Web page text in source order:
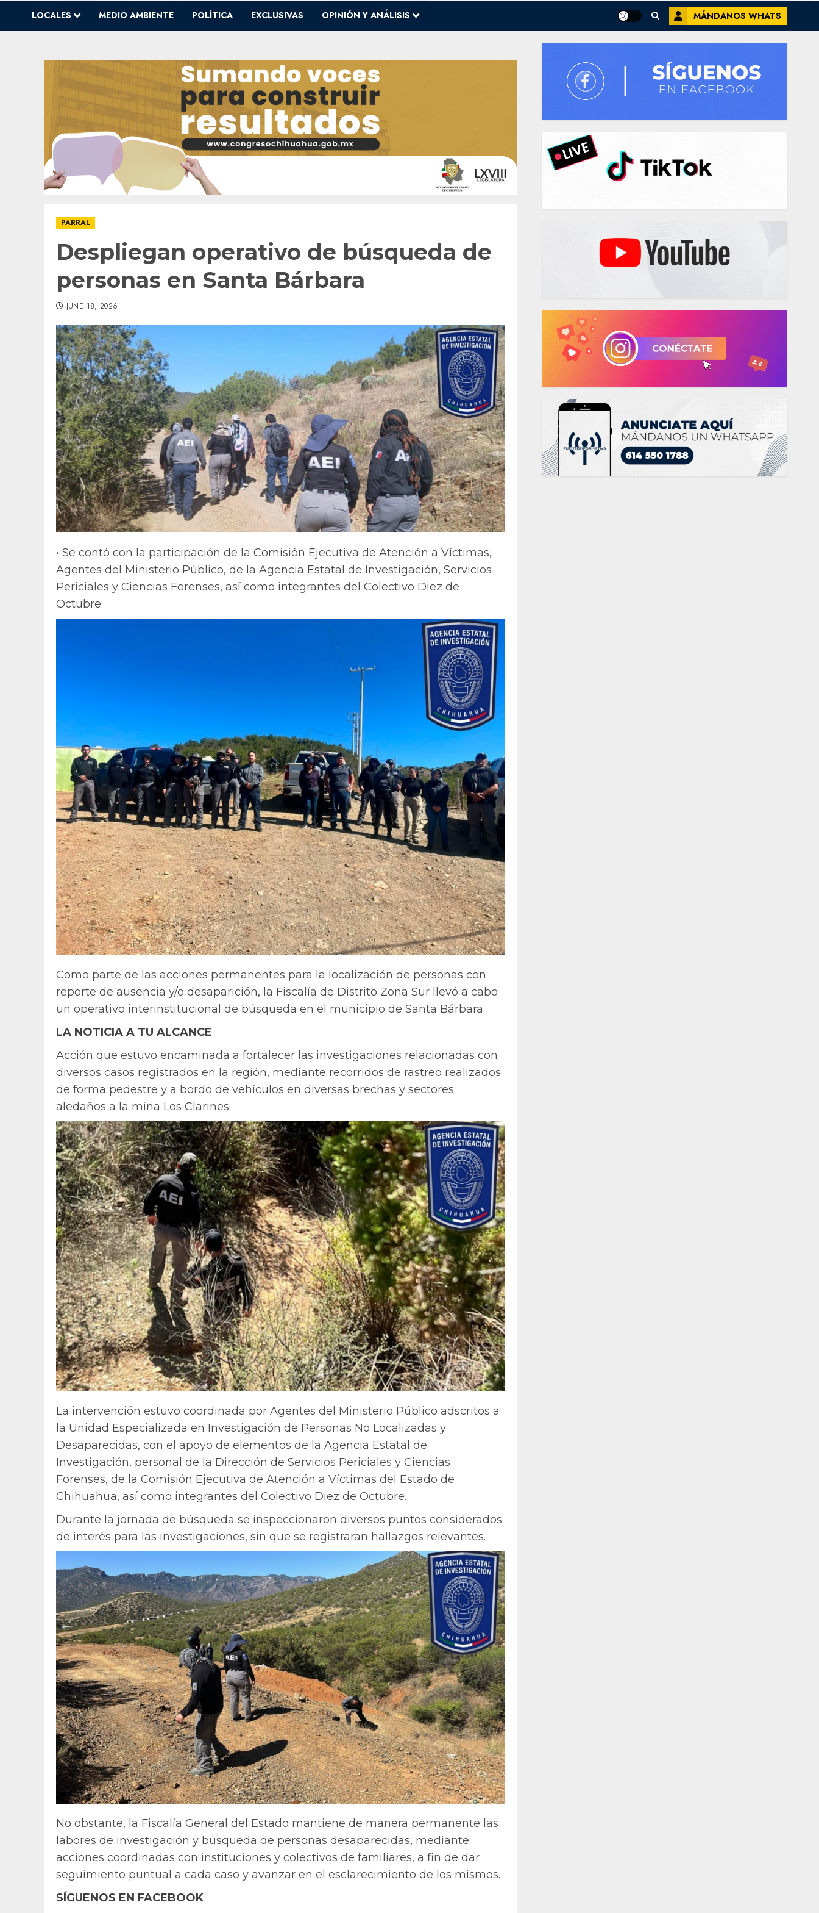
LOCALES MEDIO AMBIENTE POLÍTICA EXCLUSIVAS OPINIÓN Y ANÁLISIS MÁNDANOS WHATS
PARRAL
Despliegan operativo de búsqueda de
personas en Santa Bárbara
JUNE 18, 2026
• Se contó con la participación de la Comisión Ejecutiva de Atención a Víctimas,
Agentes del Ministerio Público, de la Agencia Estatal de Investigación, Servicios
Periciales y Ciencias Forenses, así como integrantes del Colectivo Diez de
Octubre
Como parte de las acciones permanentes para la localización de personas con
reporte de ausencia y/o desaparición, la Fiscalía de Distrito Zona Sur llevó a cabo
un operativo interinstitucional de búsqueda en el municipio de Santa Bárbara.
LA NOTICIA A TU ALCANCE
Acción que estuvo encaminada a fortalecer las investigaciones relacionadas con
diversos casos registrados en la región, mediante recorridos de rastreo realizados
de forma pedestre y a bordo de vehículos en diversas brechas y sectores
aledaños a la mina Los Clarines.
La intervención estuvo coordinada por Agentes del Ministerio Público adscritos a
la Unidad Especializada en Investigación de Personas No Localizadas y
Desaparecidas, con el apoyo de elementos de la Agencia Estatal de
Investigación, personal de la Dirección de Servicios Periciales y Ciencias
Forenses, de la Comisión Ejecutiva de Atención a Víctimas del Estado de
Chihuahua, así como integrantes del Colectivo Diez de Octubre.
Durante la jornada de búsqueda se inspeccionaron diversos puntos considerados
de interés para las investigaciones, sin que se registraran hallazgos relevantes.
No obstante, la Fiscalía General del Estado mantiene de manera permanente las
labores de investigación y búsqueda de personas desaparecidas, mediante
acciones coordinadas con instituciones y colectivos de familiares, a fin de dar
seguimiento puntual a cada caso y avanzar en el esclarecimiento de los mismos.
SÍGUENOS EN FACEBOOK